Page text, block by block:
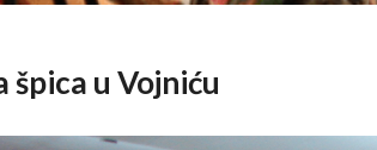
špica u Vojniću